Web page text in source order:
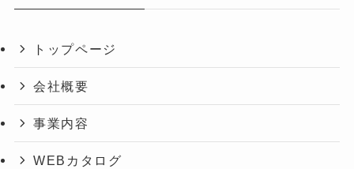
トップページ
会社概要
事業内容
WEBカタログ